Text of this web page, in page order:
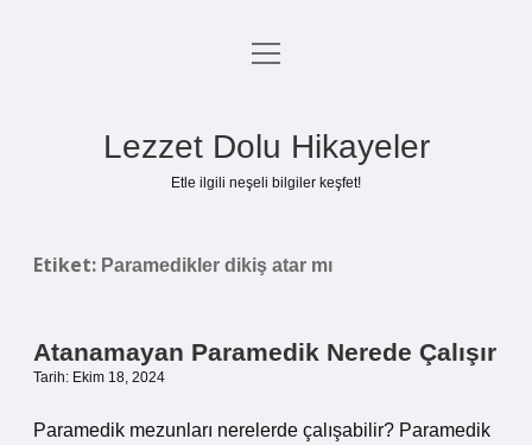
Anasayfa
menüyü
Lezzet Dolu Hikayeler
Etle ilgili neşeli bilgiler keşfet!
Etiket: Paramedikler dikiş atar mı
Atanamayan Paramedik Nerede Çalışır
Tarih: Ekim 18, 2024
Paramedik mezunları nerelerde çalışabilir? Paramedik